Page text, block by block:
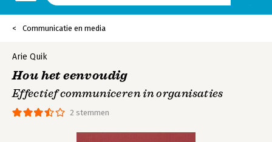
Communicatie en media
2 stemmen
Arie Quik
Hou het eenvoudig
Effectief communiceren in organisaties